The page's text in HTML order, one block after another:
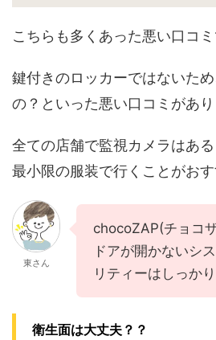
こちらも多くあった悪い口コミ
鍵付きのロッカーではないた
の？といった悪い口コミがあり
全ての店舗で監視カメラはあ
最小限の服装で行くことがおす
東さん
chocoZAP(チョコ
ドアが開かないシ
リティーはしっか
衛生面は大丈夫？？